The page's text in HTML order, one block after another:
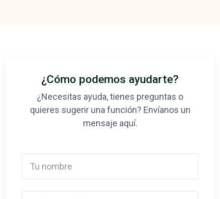
¿Cómo podemos ayudarte?
¿Necesitas ayuda, tienes preguntas o
quieres sugerir una función? Envíanos un
mensaje aquí.